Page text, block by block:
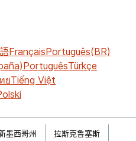
FrançaisPortuguês(BR)
PortuguêsTürkçe
ยTiếng Việt
墨西哥州
拉斯克鲁塞斯